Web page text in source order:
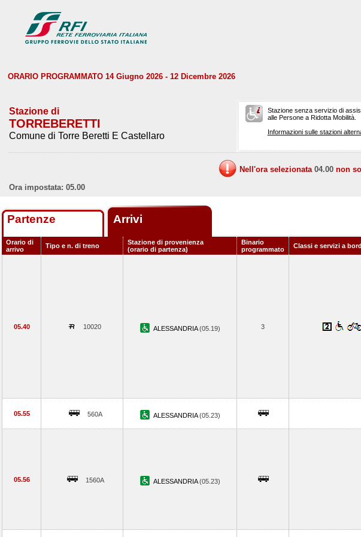
ORARIO PROGRAMMATO 14 Giugno 2026 - 12 Dicembre 2026
Stazione di
TORREBERETTI
Comune di Torre Beretti E Castellaro
Stazione senza servizio di
alle Persone a Ridotta Mobilità.
Informazioni sulle stazioni
Nell'ora selezionata 04.00 non
Ora impostata: 05.00
Partenze Arrivi
Orario di
arrivo
Tipo e n. di treno
Stazione di provenienza
(orario di partenza)
Binario
programmato
Classi e servizi a
05.40 10020 ALESSANDRIA(05.19) 3
05.55 560A ALESSANDRIA(05.23)
05.56 1560A ALESSANDRIA(05.23)